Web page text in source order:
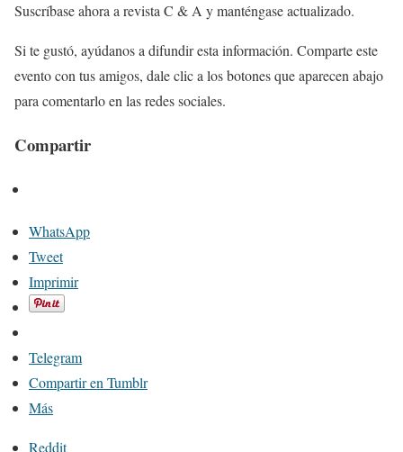
Suscríbase ahora a revista C & A y manténgase actualizado.
Si te gustó, ayúdanos a difundir esta información. Comparte este
evento con tus amigos, dale clic a los botones que aparecen abajo
para comentarlo en las redes sociales.
Compartir
WhatsApp
Tweet
Imprimir
Telegram
Compartir en Tumblr
Más
Reddit